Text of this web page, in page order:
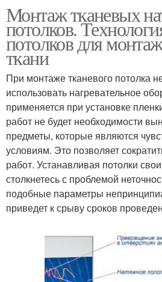
Монтаж тканевых
потолков.
потолков для
ткани
При монтаже тканевого потолка
использовать нагревательное
применяется при установке
работ не будет необходимости
предметы, которые являются
условиям. Это позволяет
работ. Устанавливая потолки
столкнетесь с проблемой
подобные параметры
приведет к срыву сроков